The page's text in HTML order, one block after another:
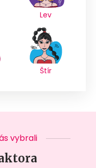
Lev
Štír
vybrali